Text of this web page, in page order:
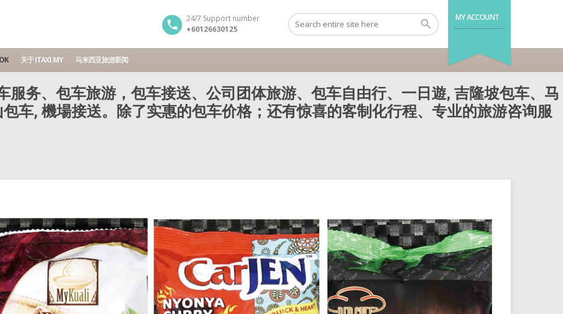
MY ACCOUNT
24/7 Support number
+60126630125
关于 ITAXI.MY 马来西亚旅游新闻
服务、包车旅游，包车接送、公司团体旅游、包车自由行、一日遊, 吉隆坡包车、马
车, 機場接送。除了实惠的包车价格；还有惊喜的客制化行程、专业的旅游咨询服